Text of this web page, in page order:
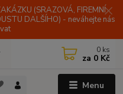
(SRAZOVÁ, FIREMNÍ
DALŠÍHO) - neváhejte nás
Menu
0 ks
za 0 Kč